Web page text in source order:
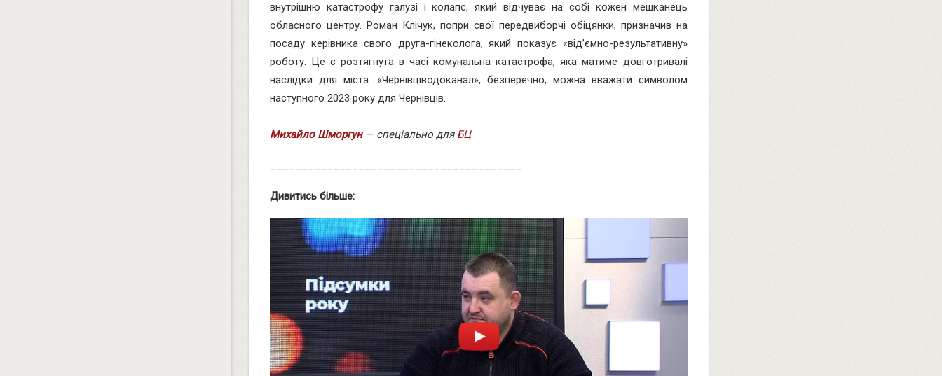
внутрішню катастрофу галузі і колапс, який відчуває на собі кожен мешканець
обласного центру. Роман Клічук, попри свої передвиборчі обіцянки, призначив на
посаду керівника свого друга-гінеколога, який показує «від’ємно-результативну»
роботу. Це є розтягнута в часі комунальна катастрофа, яка матиме довготривалі
наслідки для міста. «Чернівціводоканал», безперечно, можна вважати символом
наступного 2023 року для Чернівців.
Михайло Шморгун— спеціально для БЦ
Дивитись більше: